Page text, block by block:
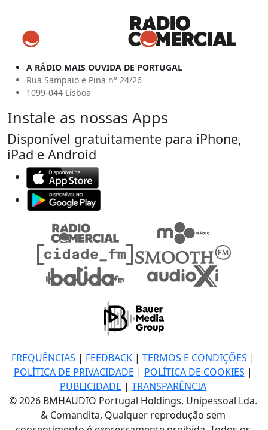
A RÁDIO MAIS OUVIDA DE PORTUGAL
Rua Sampaio e Pina n° 24/26
1099-044 Lisboa
Instale as nossas Apps
Disponível gratuitamente para iPhone,
iPad e Android
FREQUÊNCIAS | FEEDBACK| TERMOS E CONDIÇÕES |
POLÍTICA DE PRIVACIDADE | POLÍTICA DE COOKIES |
PUBLICIDADE | TRANSPARÊNCIA
© 2026 BMHAUDIO Portugal Holdings, Unipessoal Lda.
& Comandita, Qualquer reprodução sem